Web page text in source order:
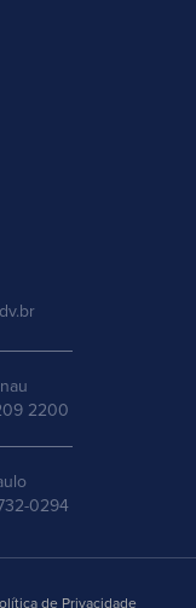
2200
0294
de Privacidade